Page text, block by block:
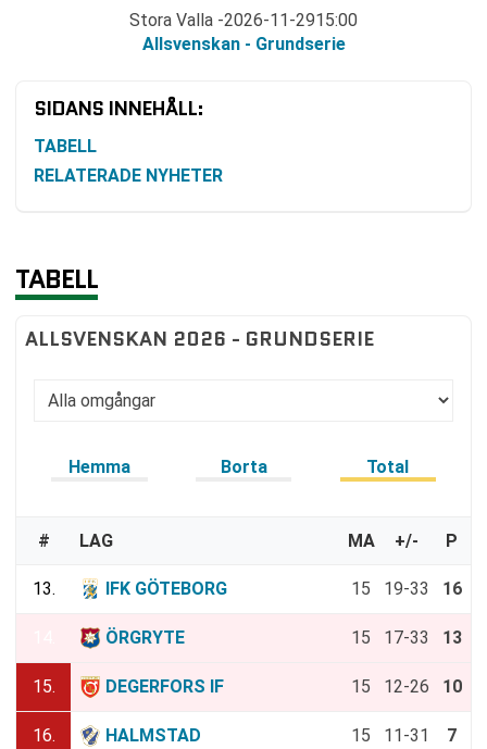
Stora Valla 2026-11-2915:00
Allsvenskan - Grundserie
SIDANS INNEHÅLL:
TABELL
RELATERADE NYHETER
TABELL
ALLSVENSKAN 2026 - GRUNDSERIE
Hemma Borta Total
# LAG MA +/- P
13. IFK GÖTEBORG 15 19-33 16
ÖRGRYTE 15 17-33 13
15. DEGERFORS IF 15 12-26 10
16. HALMSTAD 15 11-31 7